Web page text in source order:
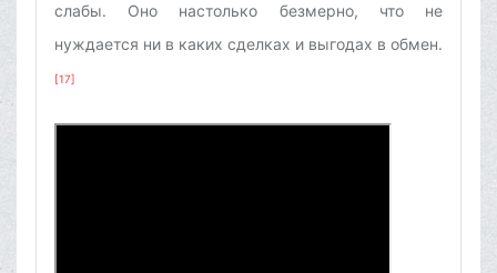
слабы. Оно настолько безмерно, что не
нуждается ни в каких сделках и выгодах в обмен.
[17]